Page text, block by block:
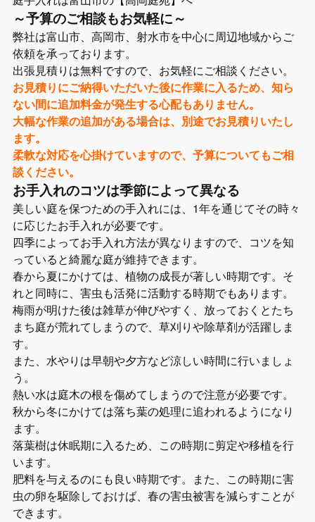
～予算のご相談もお気軽に～
弊社は富山市、高岡市、射水市を中心に周辺地域からご
依頼を承っております。
出張見積りは無料ですので、お気軽にご相談ください。
お見積りにご納得いただいた後に作業に入るため、知ら
ない間に追加料金が発生する心配もありません。
大幅な作業の追加がある場合は、別途でお見積りいたし
ます。
柔軟な対応を心掛けていますので、予算についてもご相
談ください。
お手入れのコツは季節によって異なる
美しい庭を保つための手入れには、1年を通じてその時々
に応じたお手入れが必要です。
四季によってお手入れ方法が異なりますので、コツを知
っていると綺麗な庭が維持できます。
春から夏にかけては、植物の成長が著しい時期です。そ
れと同時に、害虫も活発に活動する時期でもあります。
梅雨が明けた後は雑草が伸びやすく、放っておくとたち
まち庭が荒れてしまうので、草刈りや除草剤が活躍しま
す。
また、水やりは早朝や夕方など涼しい時間に行いましょ
う。
熱い水は庭木の根を傷めてしまうので注意が必要です。
秋から冬にかけては落ち葉の処理に追われるようになり
ます。
落葉樹は休眠期に入るため、この時期に剪定や移植を行
います。
肥料を与えるのにも良い時期です。また、この時期に害
虫の卵を駆除しておけば、春の害虫被害を減らすことが
できます。